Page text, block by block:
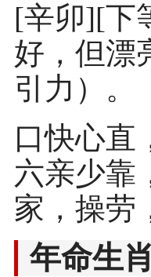
[辛卯][下
好，但漂
引力）。
口快心直
六亲少靠
家，操劳
年命生肖